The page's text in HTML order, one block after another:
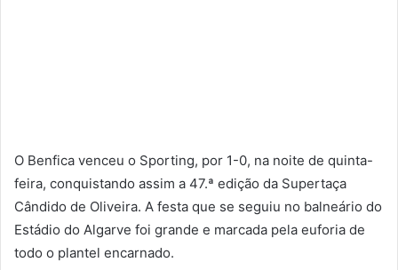
O Benfica venceu o Sporting, por 1-0, na noite de quinta-
feira, conquistando assim a 47.ª edição da Supertaça
Cândido de Oliveira. A festa que se seguiu no balneário do
Estádio do Algarve foi grande e marcada pela euforia de
todo o plantel encarnado.